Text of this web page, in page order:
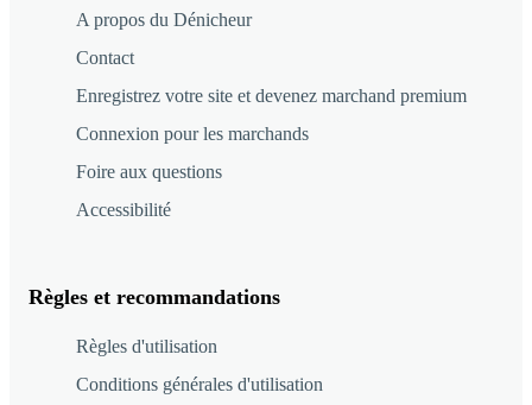
A propos du Dénicheur
Contact
Enregistrez votre site et devenez marchand premium
Connexion pour les marchands
Foire aux questions
Accessibilité
Règles et recommandations
Règles d'utilisation
Conditions générales d'utilisation